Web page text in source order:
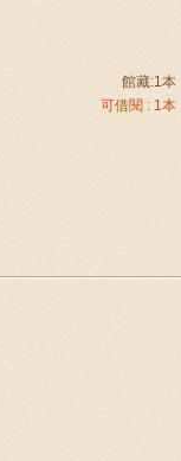
館藏:1本
可借閱 : 1本